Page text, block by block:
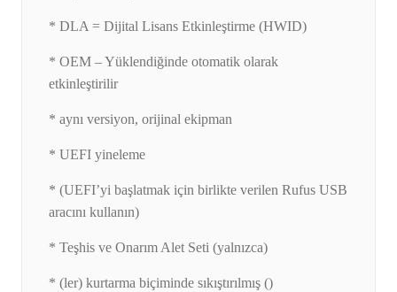
* DLA = Dijital Lisans Etkinleştirme (HWID)
* OEM – Yüklendiğinde otomatik olarak
etkinleştirilir
* aynı versiyon, orijinal ekipman
* UEFI yineleme
* (UEFI’yi başlatmak için birlikte verilen Rufus USB
aracını kullanın)
* Teşhis ve Onarım Alet Seti (yalnızca)
* (ler) kurtarma biçiminde sıkıştırılmış ()